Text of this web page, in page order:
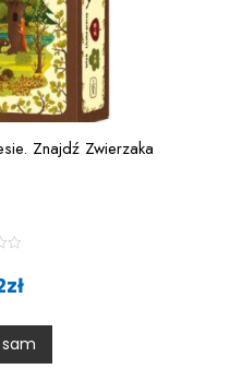
Znajdź Zwierzaka
zł